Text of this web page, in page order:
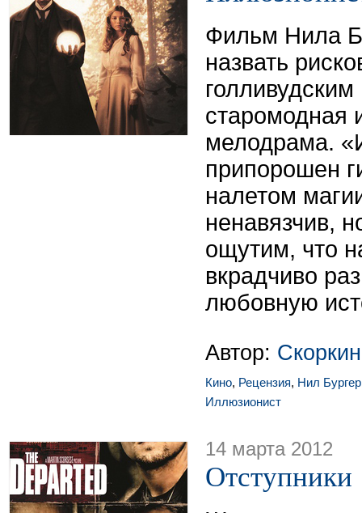
Фильм Нила
назвать
старомодная
мелодрама.
припорошен
налетом
ненавязчив,
ощутим, что
вкрадчиво
любовную
Автор:
Кино, Рецензия, Нил Бургер
Иллюзионист
14 марта 2012
Отступники